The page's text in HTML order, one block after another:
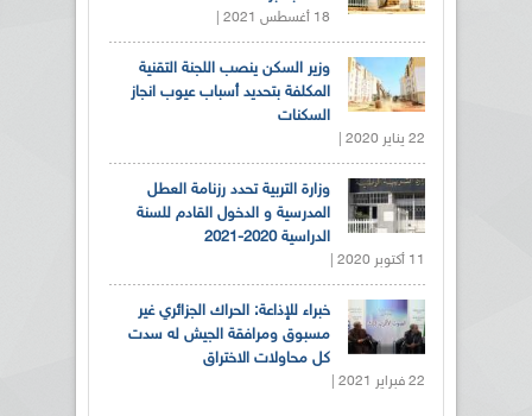
18 أغسطس 2021 |
وزير السكن ينصب اللجنة التقنية
المكلفة بتحديد أسباب عيوب انجاز
السكنات
22 يناير 2020 |
وزارة التربية تحدد رزنامة العطل
المدرسية و الدخول القادم للسنة
الدراسية 2020-2021
11 أكتوبر 2020 |
خبراء للإذاعة: الحراك الجزائري غير
مسبوق ومرافقة الجيش له سدت
كل محاولات الاختراق
22 فبراير 2021 |